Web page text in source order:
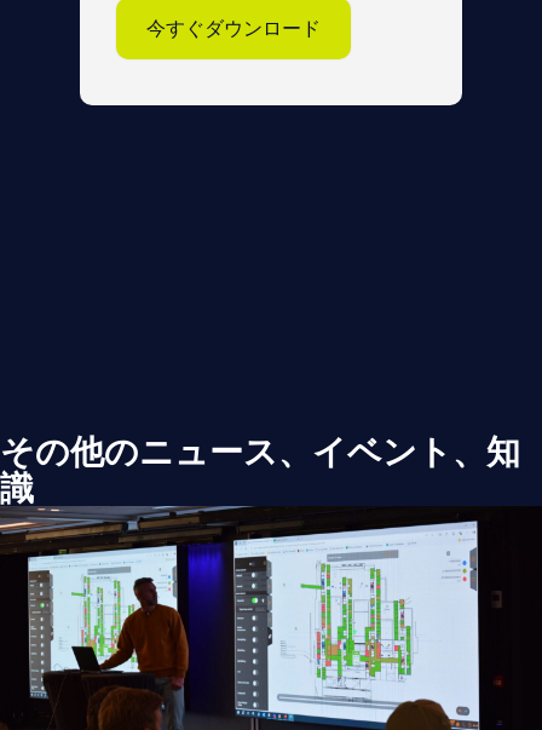
今すぐダウンロード
その他のニュース、イベント、知
識